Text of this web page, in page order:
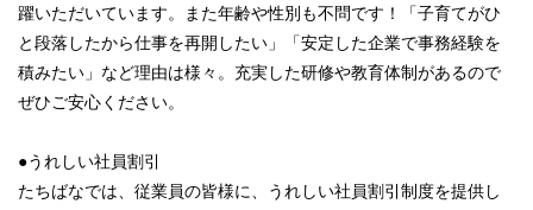
躍いただいています。また年齢や性別も不問です！「子育てがひ
と段落したから仕事を再開したい」「安定した企業で事務経験を
積みたい」など理由は様々。充実した研修や教育体制があるので
ぜひご安心ください。
●うれしい社員割引
たちばなでは、従業員の皆様に、うれしい社員割引制度を提供し